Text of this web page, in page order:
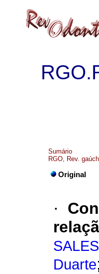
Sumário
RGO, Rev.
Original
·
Duarte;